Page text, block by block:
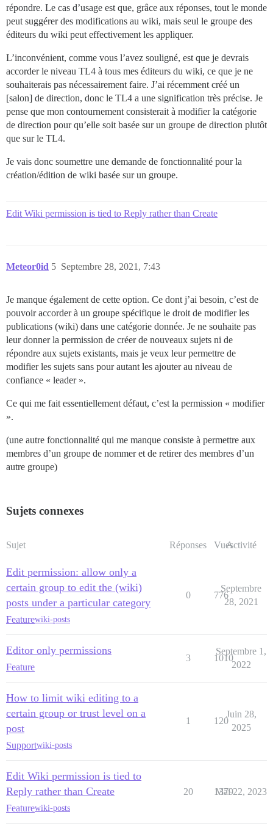
répondre. Le cas d’usage est que, grâce aux réponses, tout le monde
peut suggérer des modifications au wiki, mais seul le groupe des
éditeurs du wiki peut effectivement les appliquer.
L’inconvénient, comme vous l’avez souligné, est que je devrais
accorder le niveau TL4 à tous mes éditeurs du wiki, ce que je ne
souhaiterais pas nécessairement faire. J’ai récemment créé un
[salon] de direction, donc le TL4 a une signification très précise. Je
pense que mon contournement consisterait à modifier la catégorie
de direction pour qu’elle soit basée sur un groupe de direction plutôt
que sur le TL4.
Je vais donc soumettre une demande de fonctionnalité pour la
création/édition de wiki basée sur un groupe.
Edit Wiki permission is tied to Reply rather than Create
Meteor0id Septembre 28, 2021, 7:43
5
Je manque également de cette option. Ce dont j’ai besoin, c’est de
pouvoir accorder à un groupe spécifique le droit de modifier les
publications (wiki) dans une catégorie donnée. Je ne souhaite pas
leur donner la permission de créer de nouveaux sujets ni de
répondre aux sujets existants, mais je veux leur permettre de
modifier les sujets sans pour autant les ajouter au niveau de
confiance « leader ».
Ce qui me fait essentiellement défaut, c’est la permission « modifier
».
(une autre fonctionnalité qui me manque consiste à permettre aux
membres d’un groupe de nommer et de retirer des membres d’un
autre groupe)
Sujets connexes
Sujet Réponses VuesActivité
Edit permission: allow only a
certain group to edit the (wiki)
posts under a particular category
Featurewiki-posts
0 776
Septembre
28, 2021
Editor only permissions
Feature
3 1010
Septembre 1,
2022
How to limit wiki editing to a
certain group or trust level on a
post
Supportwiki-posts
1 120
Juin 28,
2025
Edit Wiki permission is tied to
Reply rather than Create
Featurewiki-posts
20 1379
Mai 22, 2023